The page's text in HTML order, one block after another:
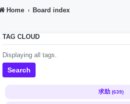
Home Board index
TAG CLOUD
Displaying all tags.
Search
求助 (639)